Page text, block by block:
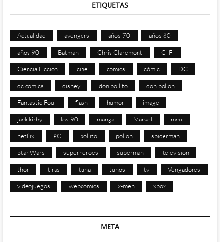
ETIQUETAS
Actualidad avengers años 70 años 80
años 90 Batman Chris Claremont Ci-Fi
Ciencia Ficción cine comics cómic DC
dc comics disney don pollito don pollon
Fantastic Four flash humor image
jack kirby los 90 manga Marvel mcu
netflix PC pollito pollon spiderman
Star Wars superhéroes superman televisión
thor tiras tuna tunos tv Vengadores
videojuegos webcomics x-men xbox
META